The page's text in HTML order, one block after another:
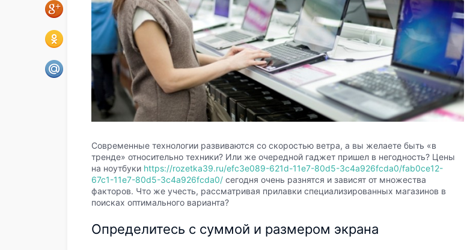
Современные технологии развиваются со скоростью ветра, а вы желаете быть «в
тренде» относительно техники? Или же очередной гаджет пришел в негодность? Цены
на ноутбуки https://rozetka39.ru/efc3e089-621d-11e7-80d5-3c4a926fcda0/fab0ce12-
67c1-11e7-80d5-3c4a926fcda0/ сегодня очень разнятся и зависят от множества
факторов. Что же учесть, рассматривая прилавки специализированных магазинов в
поисках оптимального варианта?
Определитесь с суммой и размером экрана